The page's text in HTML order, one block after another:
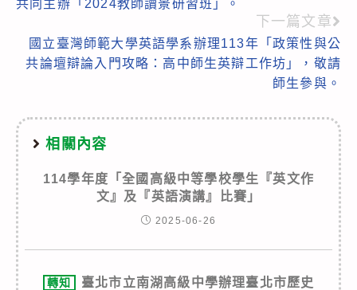
共同主辦「2024教師讀景研習班」。
下一篇文章
國立臺灣師範大學英語學系辦理113年「政策性與公
共論壇辯論入門攻略：高中師生英辯工作坊」，敬請
師生參與。
相關內容
114學年度「全國高級中等學校學生『英文作
文』及『英語演講』比賽」
2025-06-26
轉知
臺北市立南湖高級中學辦理臺北市歷史